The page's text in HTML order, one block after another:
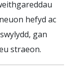
hefyd ac
gan
straeon.